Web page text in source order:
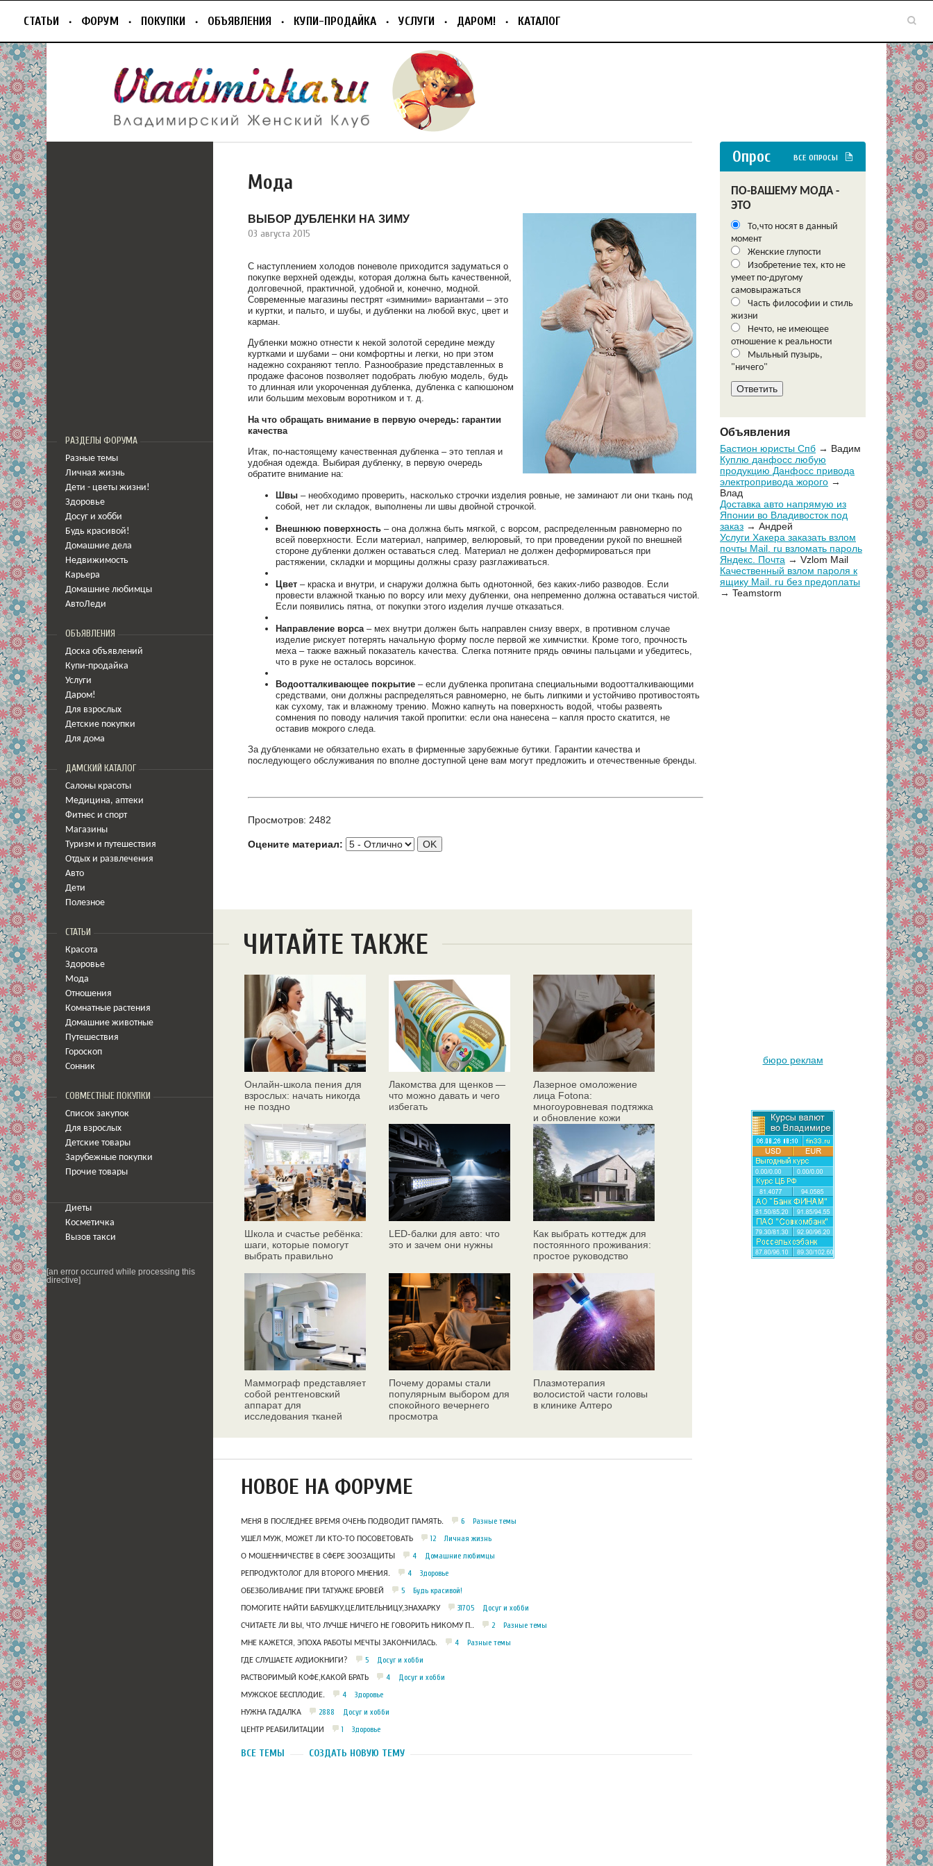
СТАТЬИ ФОРУМ ПОКУПКИ ОБЪЯВЛЕНИЯ КУПИ-ПРОДАЙКА УСЛУГИ ДАРОМ! КАТАЛОГ
РАЗДЕЛЫ ФОРУМА
Разные темы
Личная жизнь
Дети - цветы жизни!
Здоровье
Досуг и хобби
Будь красивой!
Домашние дела
Недвижимость
Карьера
Домашние любимцы
АвтоЛеди
ОБЪЯВЛЕНИЯ
Доска объявлений
Купи-продайка
Услуги
Даром!
Для взрослых
Детские покупки
Для дома
ДАМСКИЙ КАТАЛОГ
Салоны красоты
Медицина, аптеки
Фитнес и спорт
Магазины
Туризм и путешествия
Отдых и развлечения
Авто
Дети
Полезное
СТАТЬИ
Красота
Здоровье
Мода
Отношения
Комнатные растения
Домашние животные
Путешествия
Гороскоп
Сонник
СОВМЕСТНЫЕ ПОКУПКИ
Список закупок
Для взрослых
Детские товары
Зарубежные покупки
Прочие товары
Диеты
Косметичка
Вызов такси
[an error occurred while processing this
directive]
Мода
ВЫБОР ДУБЛЕНКИ НА ЗИМУ
03 августа 2015
С наступлением холодов поневоле приходится задуматься о
покупке верхней одежды, которая должна быть качественной,
долговечной, практичной, удобной и, конечно, модной.
Современные магазины пестрят «зимними» вариантами – это
и куртки, и пальто, и шубы, и дубленки на любой вкус, цвет и
карман.
Дубленки можно отнести к некой золотой середине между
куртками и шубами – они комфортны и легки, но при этом
надежно сохраняют тепло. Разнообразие представленных в
продаже фасонов позволяет подобрать любую модель, будь
то длинная или укороченная дубленка, дубленка с капюшоном
или большим меховым воротником и т. д.
На что обращать внимание в первую очередь: гарантии
качества
Итак, по-настоящему качественная дубленка – это теплая и
удобная одежда. Выбирая дубленку, в первую очередь
обратите внимание на:
Швы – необходимо проверить, насколько строчки изделия ровные, не заминают ли они ткань под
собой, нет ли складок, выполнены ли швы двойной строчкой.
Внешнюю поверхность – она должна быть мягкой, с ворсом, распределенным равномерно по
всей поверхности. Если материал, например, велюровый, то при проведении рукой по внешней
стороне дубленки должен оставаться след. Материал не должен деформироваться при
растяжении, складки и морщины должны сразу разглаживаться.
Цвет – краска и внутри, и снаружи должна быть однотонной, без каких-либо разводов. Если
провести влажной тканью по ворсу или меху дубленки, она непременно должна оставаться чистой.
Если появились пятна, от покупки этого изделия лучше отказаться.
Направление ворса – мех внутри должен быть направлен снизу вверх, в противном случае
изделие рискует потерять начальную форму после первой же химчистки. Кроме того, прочность
меха – также важный показатель качества. Слегка потяните прядь овчины пальцами и убедитесь,
что в руке не осталось ворсинок.
Водоотталкивающее покрытие – если дубленка пропитана специальными водоотталкивающими
средствами, они должны распределяться равномерно, не быть липкими и устойчиво противостоять
как сухому, так и влажному трению. Можно капнуть на поверхность водой, чтобы развеять
сомнения по поводу наличия такой пропитки: если она нанесена – капля просто скатится, не
оставив мокрого следа.
За дубленками не обязательно ехать в фирменные зарубежные бутики. Гарантии качества и
последующего обслуживания по вполне доступной цене вам могут предложить и отечественные бренды.
Просмотров: 2482
Оцените материал:
ЧИТАЙТЕ ТАКЖЕ
Онлайн‑школа пения для
взрослых: начать никогда
не поздно
Лакомства для щенков —
что можно давать и чего
избегать
Лазерное омоложение
лица Fotona:
многоуровневая подтяжка
и обновление кожи
Школа и счастье ребёнка:
шаги, которые помогут
выбрать правильно
LED-балки для авто: что
это и зачем они нужны
Как выбрать коттедж для
постоянного проживания:
простое руководство
Маммограф представляет
собой рентгеновский
аппарат для
исследования тканей
Почему дорамы стали
популярным выбором для
спокойного вечернего
просмотра
Плазмотерапия
волосистой части головы
в клинике Алтеро
НОВОЕ НА ФОРУМЕ
МЕНЯ В ПОСЛЕДНЕЕ ВРЕМЯ ОЧЕНЬ ПОДВОДИТ ПАМЯТЬ. 6 Разные темы
УШЕЛ МУЖ, МОЖЕТ ЛИ КТО-ТО ПОСОВЕТОВАТЬ 12 Личная жизнь
О МОШЕННИЧЕСТВЕ В СФЕРЕ ЗООЗАЩИТЫ 4 Домашние любимцы
РЕПРОДУКТОЛОГ ДЛЯ ВТОРОГО МНЕНИЯ. 4 Здоровье
ОБЕЗБОЛИВАНИЕ ПРИ ТАТУАЖЕ БРОВЕЙ 5 Будь красивой!
ПОМОГИТЕ НАЙТИ БАБУШКУ,ЦЕЛИТЕЛЬНИЦУ,ЗНАХАРКУ 31705 Досуг и хобби
СЧИТАЕТЕ ЛИ ВЫ, ЧТО ЛУЧШЕ НИЧЕГО НЕ ГОВОРИТЬ НИКОМУ П.. 2 Разные темы
МНЕ КАЖЕТСЯ, ЭПОХА РАБОТЫ МЕЧТЫ ЗАКОНЧИЛАСЬ. 4 Разные темы
ГДЕ СЛУШАЕТЕ АУДИОКНИГИ? 5 Досуг и хобби
РАСТВОРИМЫЙ КОФЕ,КАКОЙ БРАТЬ 4 Досуг и хобби
МУЖСКОЕ БЕСПЛОДИЕ. 4 Здоровье
НУЖНА ГАДАЛКА 2888 Досуг и хобби
ЦЕНТР РЕАБИЛИТАЦИИ 1 Здоровье
ВСЕ ТЕМЫ СОЗДАТЬ НОВУЮ ТЕМУ
Опрос ВСЕ ОПРОСЫ
ПО-ВАШЕМУ МОДА -
ЭТО
То,что носят в данный
момент
Женские глупости
Изобретение тех, кто не
умеет по-другому
самовыражаться
Часть философии и стиль
жизни
Нечто, не имеющее
отношение к реальности
Мыльный пузырь,
"ничего"
Объявления
Бастион юристы Спб → Вадим
Куплю данфосс любую
продукцию Данфосс привода
электропривода жорого →
Влад
Доставка авто напрямую из
Японии во Владивосток под
заказ → Андрей
Услуги Хакера заказать взлом
почты Mail. ru взломать пароль
Яндекс. Почта → Vzlom Mail
Качественный взлом пароля к
ящику Mail. ru без предоплаты
→ Teamstorm
бюро реклам